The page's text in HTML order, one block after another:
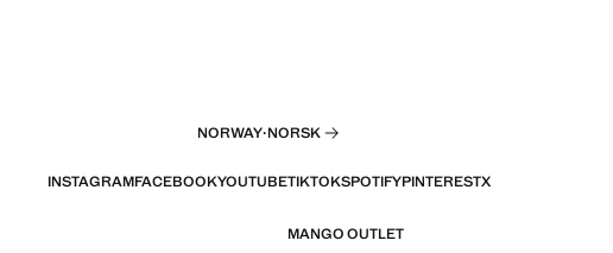
NORWAY·NORSK
INSTAGRAMFACEBOOKYOUTUBETIKTOKSPOTIFYPINTERESTX
MANGO OUTLET